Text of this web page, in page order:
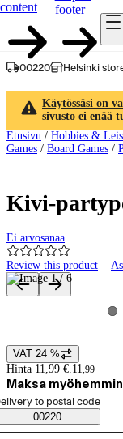
content
footer
00220 Helsinki
Käytössäsi on
sivusto ei enää
Etusivu / Hobbies &
Games / Board Games /
Kivi-
Ei arvosanaa
Review this product
Product images
Price details
VAT 24 %
Hinta 11,99 €. 11 ,99
Maksa
Saatavuustiedot
order method
to postal code
00220